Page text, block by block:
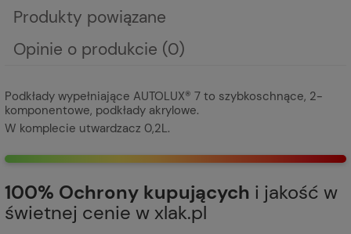
Produkty powiązane
Opinie o produkcie (0)
Podkłady wypełniające AUTOLUX® 7 to szybkoschnące, 2-
komponentowe, podkłady akrylowe.
W komplecie utwardzacz 0,2L.
100% Ochrony kupujących i jakość w
świetnej cenie w xlak.pl